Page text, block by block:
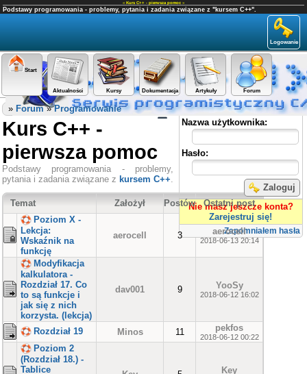
« Kurs C++ - pierwsza pomoc »
Podstawy programowania - problemy, pytania i zadania związane z "kursem C++".
Logowanie
Start
Aktualności Kursy Dokumentacja Artykuły Forum
Panel użytkownika
Nazwa użytkownika:
Hasło:
Zaloguj
Nie masz jeszcze konta?
Zarejestruj się!
Zapomniałem hasła
» Forum»Programowanie
Kurs C++ -
pierwsza pomoc
Podstawy programowania - problemy,
pytania i zadania związane z kursem C++.
Temat Założył Postów
Ostatni post
Poziom X -
Lekcja:
Wskaźnik na
funkcję
aerocell 3 aerocell
2018-06-13 20:14
Modyfikacja
kalkulatora -
Rozdział 17. Co
to są funkcje i
jak się z nich
korzysta. (lekcja)
dav001 9 YooSy
2018-06-12 16:02
Rozdział 19 Minos 11 pekfos
2018-06-12 00:22
Poziom 2
(Rozdział 18.) -
Tablice
Key